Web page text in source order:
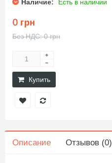
Наличие:
Есть в наличии
0 грн
Без НДС: 0 грн
Купить
Описание Отзывов (0)